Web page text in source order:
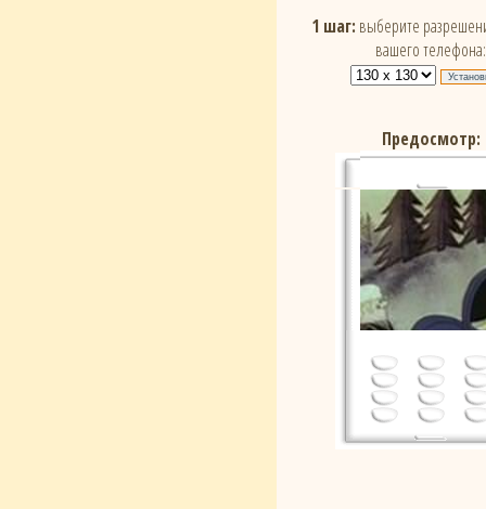
1 шаг: выберите
вашего телефона:
Предосмотр: